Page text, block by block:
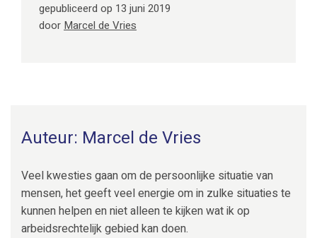
gepubliceerd op 13 juni 2019
door Marcel de Vries
Auteur: Marcel de Vries
Veel kwesties gaan om de persoonlijke situatie van
mensen, het geeft veel energie om in zulke situaties te
kunnen helpen en niet alleen te kijken wat ik op
arbeidsrechtelijk gebied kan doen.